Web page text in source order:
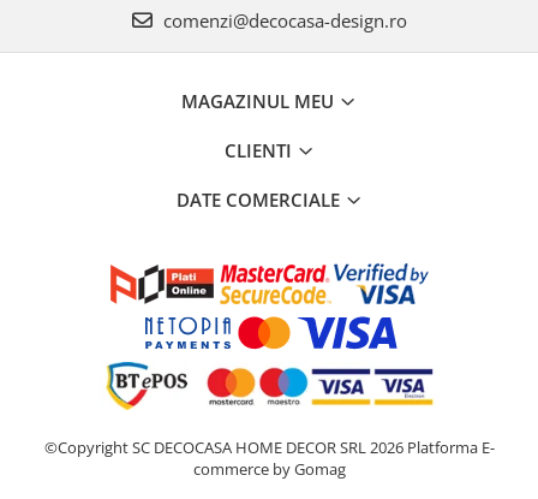
comenzi@decocasa-design.ro
MAGAZINUL MEU
CLIENTI
DATE COMERCIALE
©Copyright SC DECOCASA HOME DECOR SRL 2026 Platforma E-
commerce by Gomag